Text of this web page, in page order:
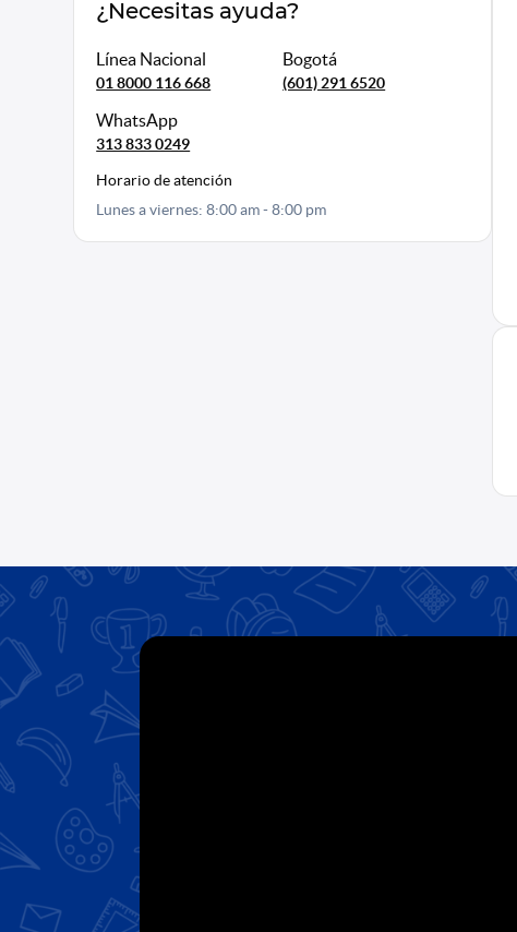
¿Necesitas ayuda?
Línea Nacional
01 8000 116 668
Bogotá
(601) 291 6520
WhatsApp
313 833 0249
Horario de atención
Lunes a viernes: 8:00 am - 8:00 pm